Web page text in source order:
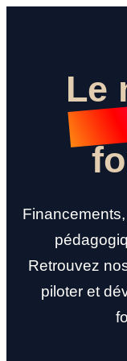
Le
Retrouvez
piloter et